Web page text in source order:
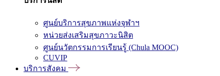
ศูนย์บริการสุขภาพแห่งจุฬาฯ
หน่วยส่งเสริมสุขภาวะนิสิต
ศูนย์นวัตกรรมการเรียนรู้ (Chula MOOC)
CUVIP
บริการสังคม